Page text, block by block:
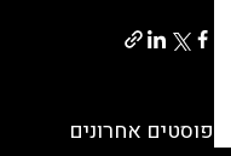
פוסטים אחרונים